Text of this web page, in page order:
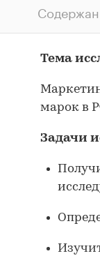
Тема
марок в
Задачи